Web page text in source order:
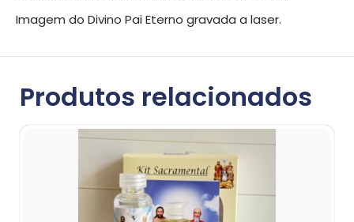
Imagem do Divino Pai Eterno gravada a laser.
Produtos relacionados